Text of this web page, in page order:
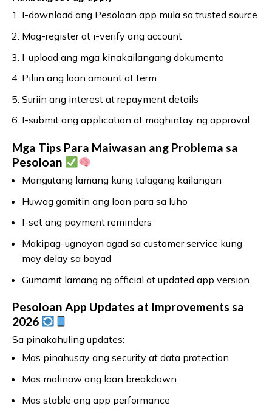
I-download ang Pesoloan app mula sa trusted source
Mag-register at i-verify ang account
I-upload ang mga kinakailangang dokumento
Piliin ang loan amount at term
Suriin ang interest at repayment details
I-submit ang application at maghintay ng approval
Mga Tips Para Maiwasan ang Problema sa
Pesoloan
Mangutang lamang kung talagang kailangan
Huwag gamitin ang loan para sa luho
I-set ang payment reminders
Makipag-ugnayan agad sa customer service kung
may delay sa bayad
Gumamit lamang ng official at updated app version
Pesoloan App Updates at Improvements sa
2026
Sa pinakahuling updates:
Mas pinahusay ang security at data protection
Mas malinaw ang loan breakdown
Mas stable ang app performance